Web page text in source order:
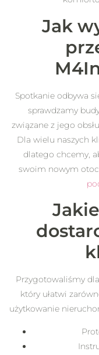
Jak
Spotkanie odbywa
sprawdzamy
związane z jego
Dla wielu naszych
dlatego chcemy,
swoim nowym
Przygotowaliśmy
który ułatwi
użytkowanie